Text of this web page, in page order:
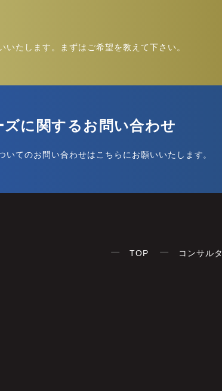
いたします。まずはご希望を教えて下さい。
に関するお問い合わせ
てのお問い合わせはこちらにお願いいたします。
TOP コンサル